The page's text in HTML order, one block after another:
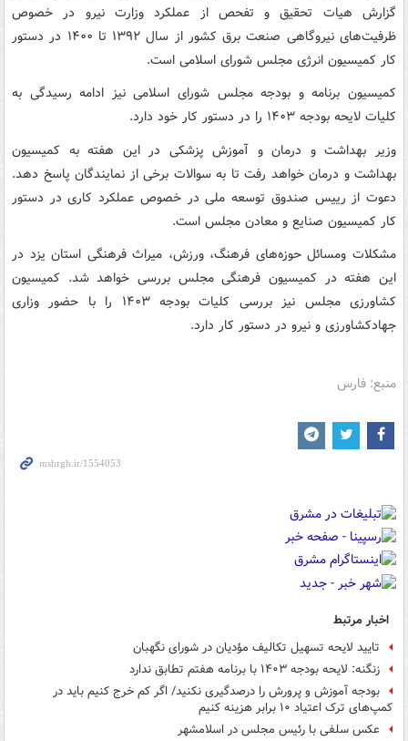
گزارش هیات تحقیق و تفحص از عملکرد وزارت نیرو در خصوص
ظرفیت‌های نیروگاهی صنعت برق کشور از سال ۱۳۹۲ تا ۱۴۰۰ در دستور
کار کمیسیون انرژی مجلس شورای اسلامی است.
کمیسیون برنامه و بودجه مجلس شورای اسلامی نیز ادامه رسیدگی به
کلیات لایحه بودجه ۱۴۰۳ را در دستور کار خود دارد.
وزیر بهداشت و درمان و آموزش پزشکی در این هفته به کمیسیون
بهداشت و درمان خواهد رفت تا به سوالات برخی از نمایندگان پاسخ دهد.
دعوت از رییس صندوق توسعه ملی در خصوص عملکرد کاری در دستور
کار کمیسیون صنایع و معادن مجلس است.
مشکلات ومسائل حوزه‌های فرهنگ، ورزش، میراث فرهنگی استان یزد در
این هفته در کمیسیون فرهنگی مجلس بررسی خواهد شد. کمیسیون
کشاورزی مجلس نیز بررسی کلیات بودجه ۱۴۰۳ را با حضور وزاری
جهادکشاورزی و نیرو در دستور کار دارد.
منبع: فارس
اخبار مرتبط
تایید لایحه تسهیل تکالیف مؤدیان در شورای نگهبان
زنگنه: لایحه بودجه ۱۴۰۳ با برنامه هفتم تطابق ندارد
بودجه آموزش و پرورش را درصدگیری نکنید/ اگر کم خرج کنیم باید در
کمپ‌های ترک اعتیاد ۱۰ برابر هزینه کنیم
عکس سلفی با رئیس مجلس در اسلامشهر